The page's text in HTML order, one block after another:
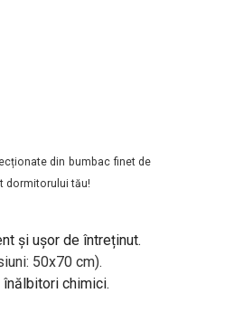
din bumbac finet de
dormitorului tău!
și ușor de întreținut.
50x70 cm).
înălbitori chimici.